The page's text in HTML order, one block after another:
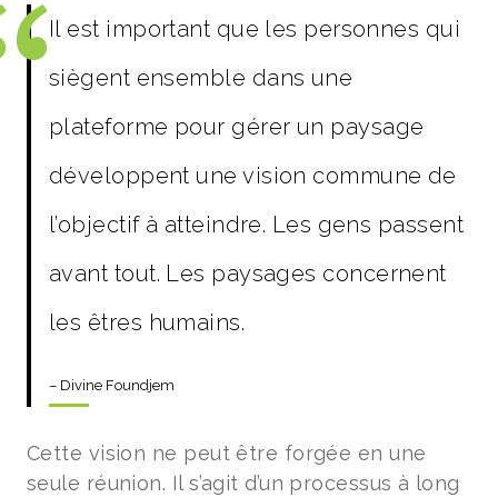
Il est important que les personnes qui
siègent ensemble dans une
plateforme pour gérer un paysage
développent une vision commune de
l’objectif à atteindre. Les gens passent
avant tout. Les paysages concernent
les êtres humains.
– Divine Foundjem
Cette vision ne peut être forgée en une
seule réunion. Il s’agit d’un processus à long